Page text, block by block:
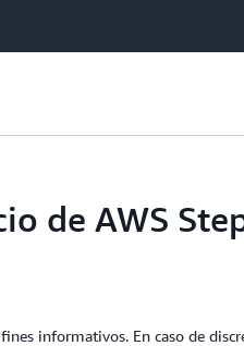
de AWS
informativos. En caso de